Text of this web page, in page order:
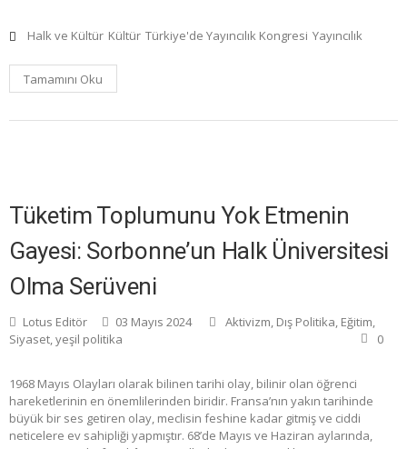
Halk ve Kültür Kültür Türkiye'de Yayıncılık Kongresi Yayıncılık
Tamamını Oku
Tüketim Toplumunu Yok Etmenin
Gayesi: Sorbonne’un Halk Üniversitesi
Olma Serüveni
Lotus Editör 03 Mayıs 2024 Aktivizm, Dış Politika, Eğitim,
Siyaset,yeşil politika 0
1968 Mayıs Olayları olarak bilinen tarihi olay, bilinir olan öğrenci
hareketlerinin en önemlilerinden biridir. Fransa’nın yakın tarihinde
büyük bir ses getiren olay, meclisin feshine kadar gitmiş ve ciddi
neticelere ev sahipliği yapmıştır. 68’de Mayıs ve Haziran aylarında,